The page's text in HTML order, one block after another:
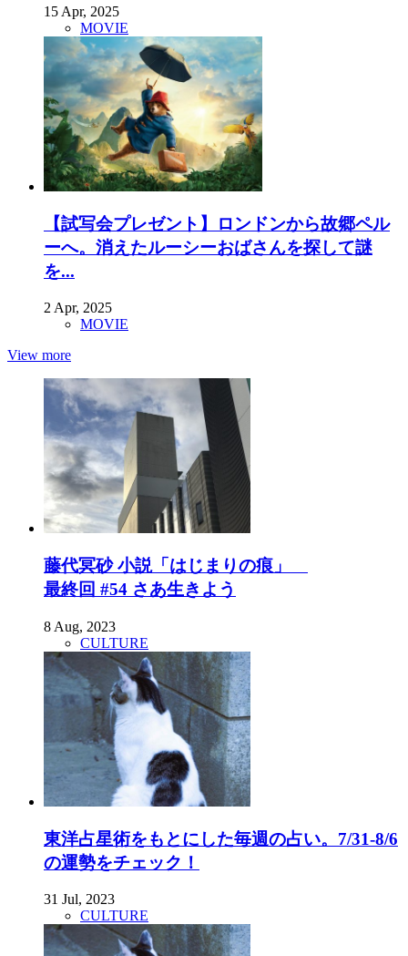
15 Apr, 2025
MOVIE
【試写会プレゼント】ロンドンから故郷ペル
ーへ。消えたルーシーおばさんを探して謎
を...
2 Apr, 2025
MOVIE
View more
藤代冥砂 小説「はじまりの痕」
最終回 #54 さあ生きよう
8 Aug, 2023
CULTURE
東洋占星術をもとにした毎週の占い。7/31-8/6
の運勢をチェック！
31 Jul, 2023
CULTURE